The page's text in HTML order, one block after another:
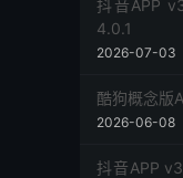
抖音APP
4.0.1
2026-07-03
酷狗概念版
2026-06-08
抖音APP